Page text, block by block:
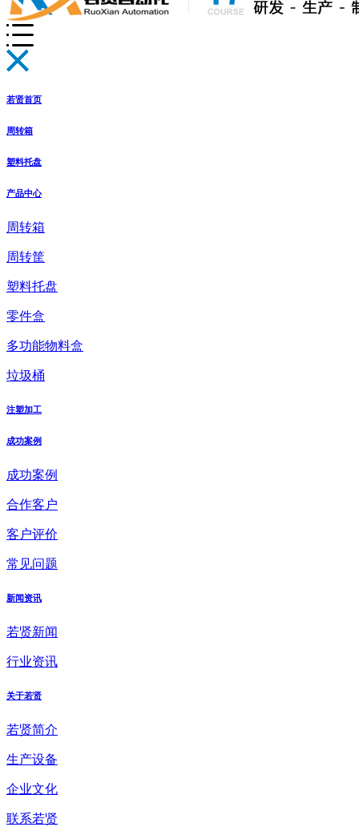
若贤首页
周转箱
塑料托盘
产品中心
周转箱
周转筐
塑料托盘
零件盒
多功能物料盒
垃圾桶
注塑加工
成功案例
成功案例
合作客户
客户评价
常见问题
新闻资讯
若贤新闻
行业资讯
关于若贤
若贤简介
生产设备
企业文化
联系若贤